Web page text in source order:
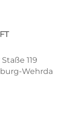
119
Wehrda